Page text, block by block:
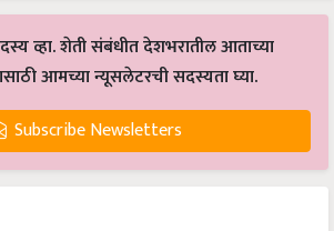
व्हा. शेती संबंधीत देशभरातील आताच्या
आमच्या न्यूसलेटरची सदस्यता घ्या.
Subscribe Newsletters